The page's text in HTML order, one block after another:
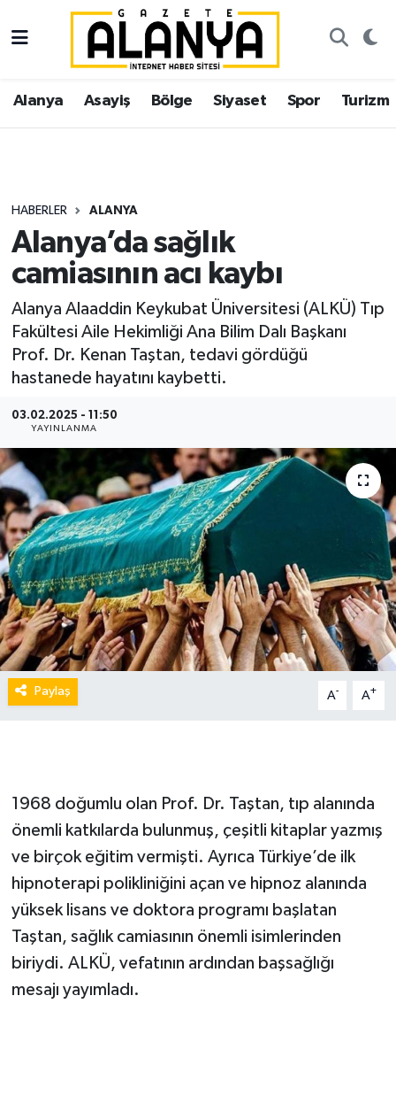
Alanya Asayiş Bölge Siyaset Spor Turizm
HABERLER ALANYA
Alanya’da sağlık
camiasının acı kaybı
Alanya Alaaddin Keykubat Üniversitesi (ALKÜ) Tıp
Fakültesi Aile Hekimliği Ana Bilim Dalı Başkanı
Prof. Dr. Kenan Taştan, tedavi gördüğü
hastanede hayatını kaybetti.
03.02.2025 - 11:50
YAYINLANMA
Paylaş A- A+
1968 doğumlu olan Prof. Dr. Taştan, tıp alanında
önemli katkılarda bulunmuş, çeşitli kitaplar yazmış
ve birçok eğitim vermişti. Ayrıca Türkiye’de ilk
hipnoterapi polikliniğini açan ve hipnoz alanında
yüksek lisans ve doktora programı başlatan
Taştan, sağlık camiasının önemli isimlerinden
biriydi. ALKÜ, vefatının ardından başsağlığı
mesajı yayımladı.
Alanya
Asayiş
Siyaset
Spor
Ekonomi
Gazipaşa
İstanbul Nöbetçi Eczaneler
İstanbul Hava Durumu
Süper Lig Puan Durumu ve Fikstür
Tüm Manşetler
Haber Arşivi